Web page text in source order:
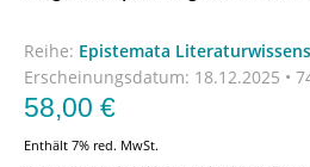
Reihe: Epistemata
Erscheinungsdatum: 18.12.2025 •
58,00 €
Enthält 7% red. MwSt.